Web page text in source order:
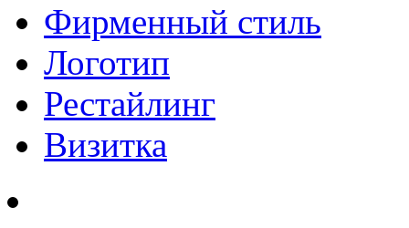
Фирменный стиль
Логотип
Рестайлинг
Визитка